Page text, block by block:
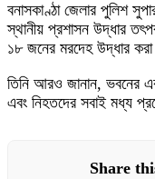
বনাসকাণ্ঠা জেলার পুলিশ
স্থানীয় প্রশাসন উদ্ধার
১৮ জনের মরদেহ উদ্ধার
তিনি আরও জানান, ভবনের
এবং নিহতদের সবাই মধ্য
Share